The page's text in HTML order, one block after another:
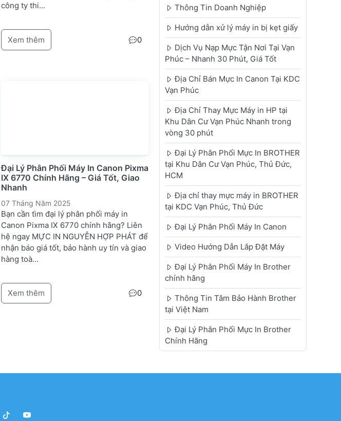
công ty thi...
Xem thêm 0
Đại Lý Phân Phối Máy In Canon Pixma
IX 6770 Chính Hãng – Giá Tốt, Giao
Nhanh
07 Tháng Năm 2025
Bạn cần tìm đại lý phân phối máy in
Canon Pixma IX 6770 chính hãng? Liên
hệ ngay MỰC IN NGUYỄN HỢP PHÁT để
nhận báo giá tốt, bảo hành uy tín và giao
hàng toà...
Xem thêm 0
Thông Tin Doanh Nghiệp
Hướng dẫn xử lý máy in bị kẹt giấy
Dịch Vụ Nạp Mực Tận Nơi Tại Vạn
Phúc – Nhanh 30 Phút, Giá Tốt
Địa Chỉ Bán Mực In Canon Tại KDC
Vạn Phúc
Địa Chỉ Thay Mực Máy in HP tại
Khu Dân Cư Vạn Phúc Nhanh trong
vòng 30 phút
Đại Lý Phân Phối Mực In BROTHER
tại Khu Dân Cư Vạn Phúc, Thủ Đức,
HCM
Địa chỉ thay mực máy in BROTHER
tại KDC Vạn Phúc, Thủ Đức
Đại Lý Phân Phối Máy In Canon
Video Hướng Dẫn Lắp Đặt Máy
Đại Lý Phân Phối Máy In Brother
chính hãng
Thông Tin Tâm Bảo Hành Brother
tại Việt Nam
Đại Lý Phân Phối Mực In Brother
Chính Hãng